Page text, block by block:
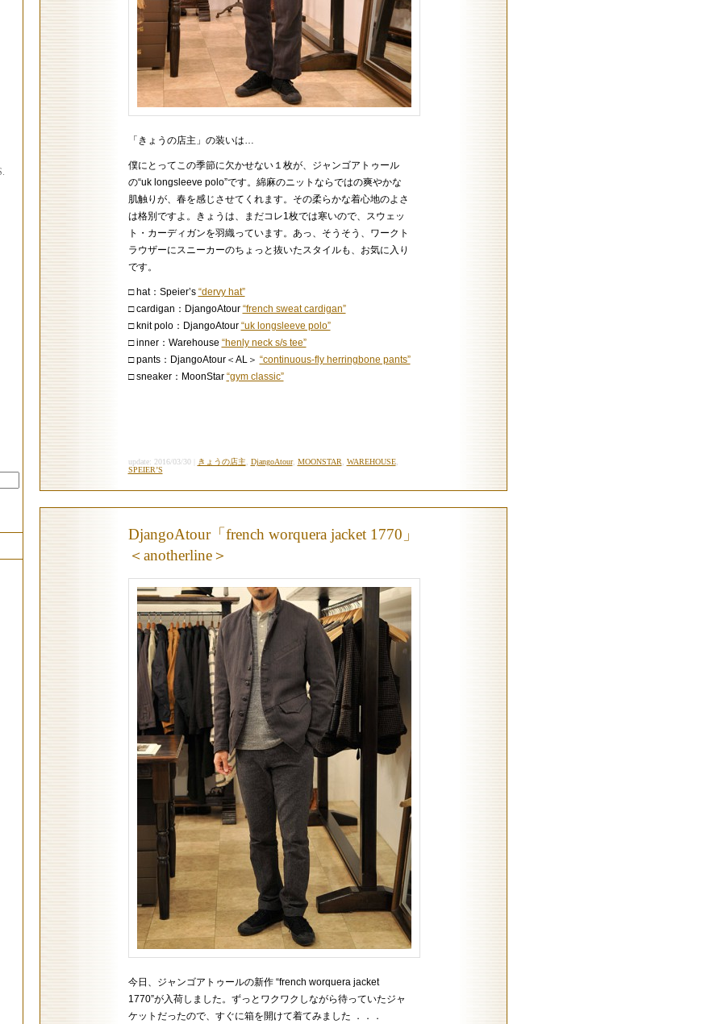
「きょうの店主」の装いは…
僕にとってこの季節に欠かせない１枚が、ジャンゴアトゥール
の“uk longsleeve polo”です。綿麻のニットならではの爽やかな
肌触りが、春を感じさせてくれます。その柔らかな着心地のよさ
は格別ですよ。きょうは、まだコレ1枚では寒いので、スウェッ
ト・カーディガンを羽織っています。あっ、そうそう、ワークト
ラウザーにスニーカーのちょっと抜いたスタイルも、お気に入り
です。
□ hat：Speier’s “dervy hat”
□ cardigan：DjangoAtour “french sweat cardigan”
□ knit polo：DjangoAtour “uk longsleeve polo”
□ inner：Warehouse “henly neck s/s tee”
□ pants：DjangoAtour＜AL＞ “continuous-fly herringbone pants”
□ sneaker：MoonStar “gym classic”
update: 2016/03/30 | きょうの店主 DjangoAtour, MOONSTAR WAREHOUSE,
SPEIER’S
DjangoAtour「french worquera jacket 1770」
＜anotherline＞
今日、ジャンゴアトゥールの新作 “french worquera jacket
1770”が入荷しました。ずっとワクワクしながら待っていたジャ
ケットだったので、すぐに箱を開けて着てみました ．．．